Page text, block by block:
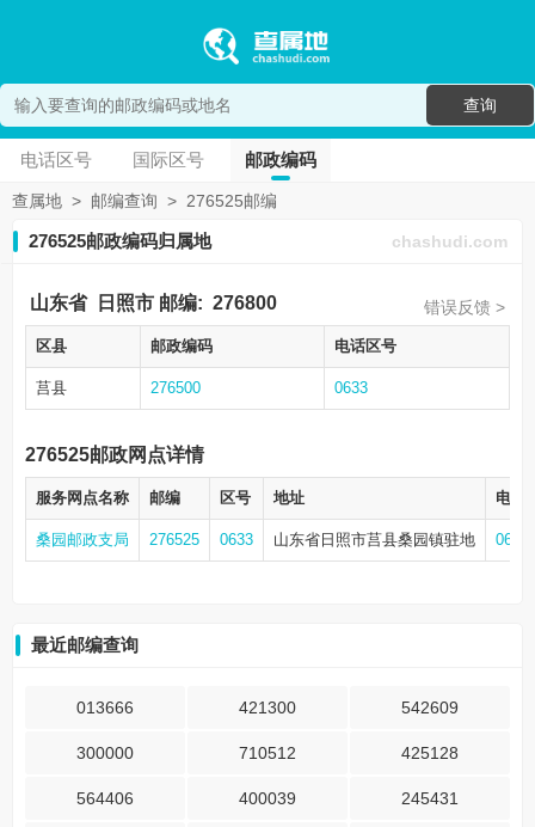
查询
电话区号 国际区号 邮政编码
查属地 > 邮编查询 > 276525邮编
276525邮政编码归属地 chashudi.com
山东省 日照市 邮编: 276800 错误反馈 >
区县 邮政编码 电话区号
莒县 276500 0633
276525邮政网点详情
服务网点名称 邮编 区号 地址 电话
桑园邮政支局 276525 0633 山东省日照市莒县桑园镇驻地
最近邮编查询
013666 421300 542609
300000 710512 425128
564406 400039 245431